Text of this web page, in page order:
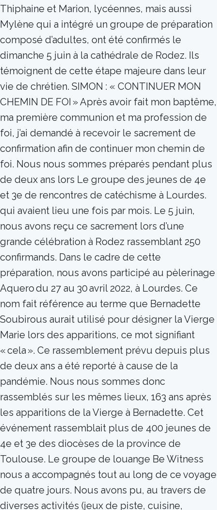
Thiphaine et Marion, lycéennes, mais aussi
Mylène qui a intégré un groupe de préparation
composé d’adultes, ont été confirmés le
dimanche 5 juin à la cathédrale de Rodez. Ils
témoignent de cette étape majeure dans leur
vie de chrétien. SIMON : « CONTINUER MON
CHEMIN DE FOI » Après avoir fait mon baptême,
ma première communion et ma profession de
foi, j’ai demandé à recevoir le sacrement de
confirmation afin de continuer mon chemin de
foi. Nous nous sommes préparés pendant plus
de deux ans lors Le groupe des jeunes de 4e
et 3e de rencontres de catéchisme à Lourdes.
qui avaient lieu une fois par mois. Le 5 juin,
nous avons reçu ce sacrement lors d’une
grande célébration à Rodez rassemblant 250
confirmands. Dans le cadre de cette
préparation, nous avons participé au pèlerinage
Aquero du 27 au 30 avril 2022, à Lourdes. Ce
nom fait référence au terme que Bernadette
Soubirous aurait utilisé pour désigner la Vierge
Marie lors des apparitions, ce mot signifiant
« cela ». Ce rassemblement prévu depuis plus
de deux ans a été reporté à cause de la
pandémie. Nous nous sommes donc
rassemblés sur les mêmes lieux, 163 ans après
les apparitions de la Vierge à Bernadette. Cet
événement rassemblait plus de 400 jeunes de
4e et 3e des diocèses de la province de
Toulouse. Le groupe de louange Be Witness
nous a accompagnés tout au long de ce voyage
de quatre jours. Nous avons pu, au travers de
diverses activités (jeux de piste, cuisine,